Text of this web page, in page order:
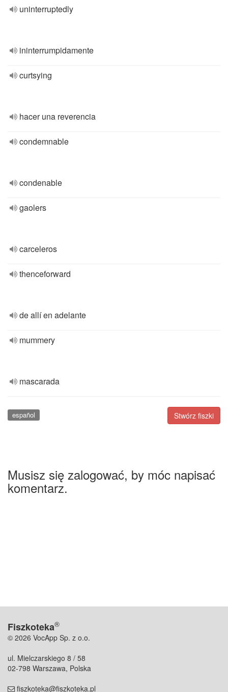
uninterruptedly
ininterrumpidamente
curtsying
hacer una reverencia
condemnable
condenable
gaolers
carceleros
thenceforward
de allí en adelante
mummery
mascarada
Stwórz fiszki
español
Musisz się zalogować, by móc napisać
komentarz.
Fiszkoteka®
© 2026 VocApp Sp. z o.o.
ul. Mielczarskiego 8 / 58
02-798 Warszawa, Polska
fiszkoteka@fiszkoteka.pl